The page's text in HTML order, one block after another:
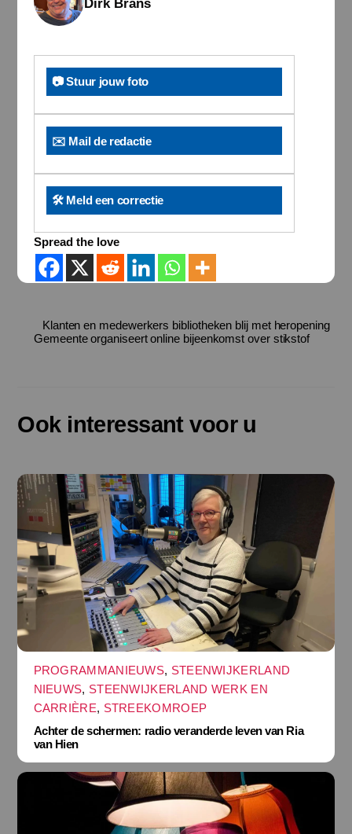
Dirk Brans
📷 Stuur jouw foto
✉️ Mail de redactie
🛠️ Meld een correctie
Spread the love
Klanten en medewerkers bibliotheken blij met heropening
Gemeente organiseert online bijeenkomst over stikstof
Ook interessant voor u
PROGRAMMANIEUWS, STEENWIJKERLAND
NIEUWS, STEENWIJKERLAND WERK EN
CARRIÈRE, STREEKOMROEP
Achter de schermen: radio veranderde leven van Ria
van Hien